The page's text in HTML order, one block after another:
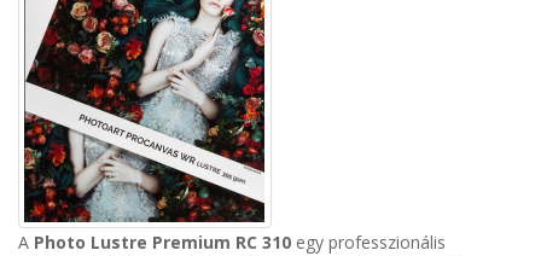
A Photo Lustre Premium RC 310 egy professzionális